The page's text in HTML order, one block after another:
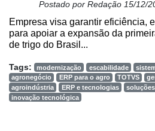
Postado por Redação 15/12/
Empresa visa garantir eficiência,
para apoiar a expansão da
de trigo do Brasil...
Tags: modernização escabilidade
agronegócio
ERP para o agro TOTVS
agroindústria
ERP e tecnologias
inovação tecnológica